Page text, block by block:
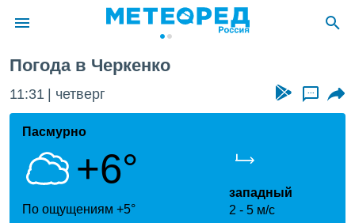
о
Вы можете
Погода в Черкенко
11:31 четверг ...
Пасмурно
+6°
По ощущениям +5°
западный
2
5 м/с